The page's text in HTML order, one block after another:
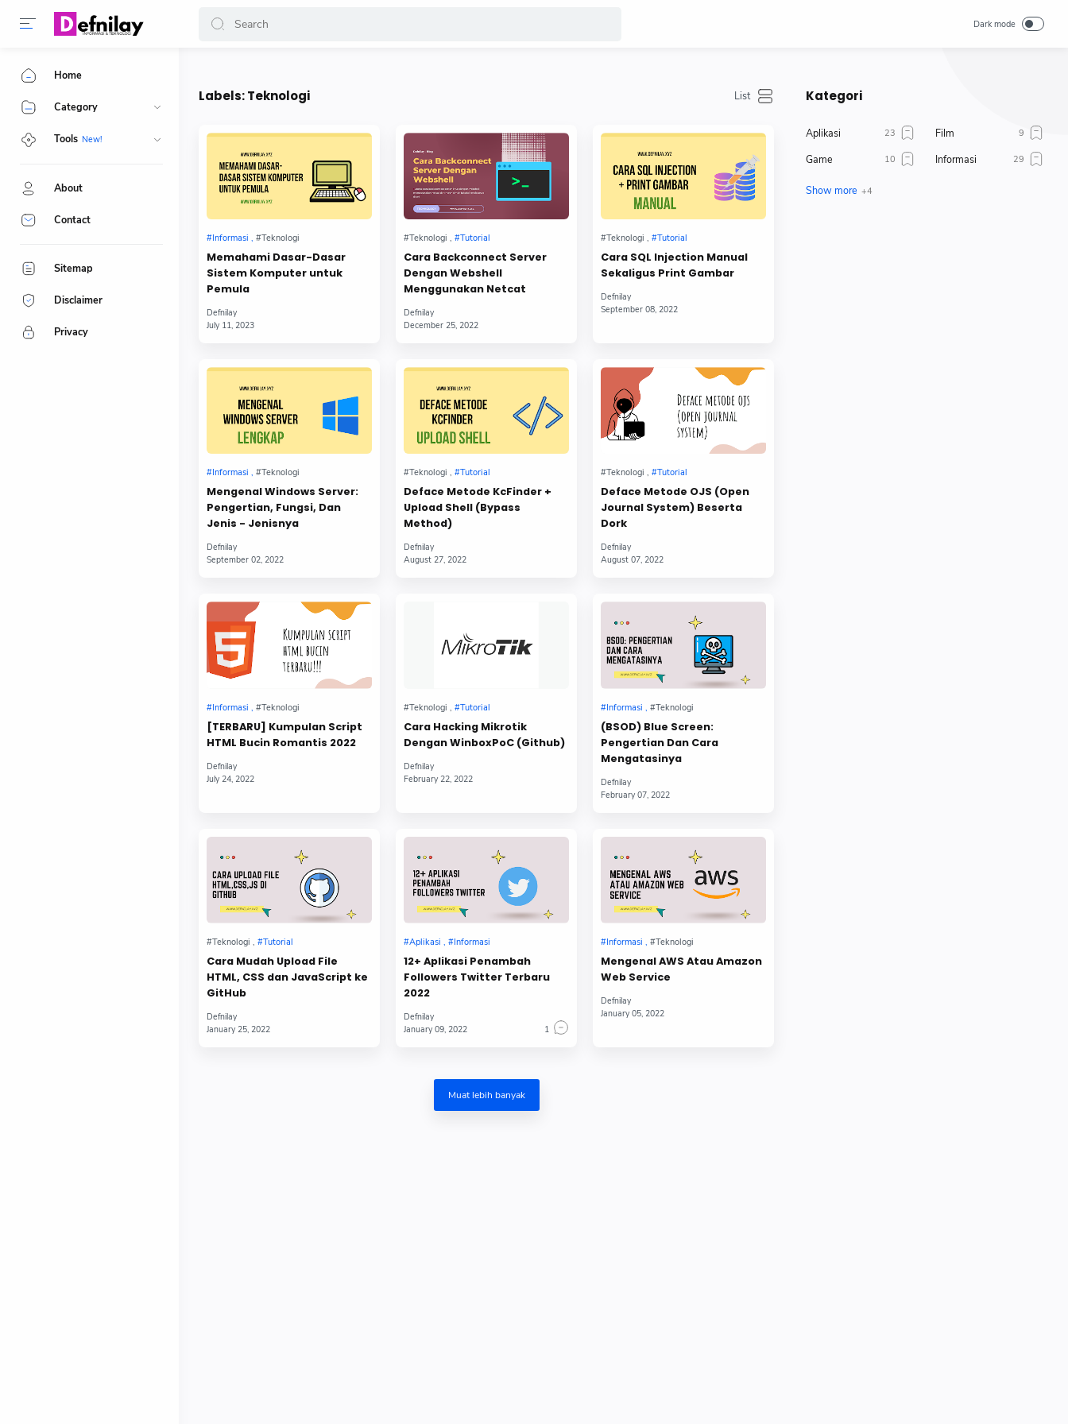
Labels:Teknologi
Memahami Dasar-Dasar
Sistem Komputer untuk
Pemula
Cara Backconnect Server
Dengan Webshell
Menggunakan Netcat
Cara SQL Injection Manual
Sekaligus Print Gambar
Mengenal Windows Server:
Pengertian, Fungsi, Dan
Jenis - Jenisnya
Deface Metode KcFinder +
Upload Shell (Bypass
Method)
Deface Metode OJS (Open
Journal System) Beserta
Dork
[TERBARU] Kumpulan Script
HTML Bucin Romantis 2022
Cara Hacking Mikrotik
Dengan WinboxPoC (Github)
(BSOD) Blue Screen:
Pengertian Dan Cara
Mengatasinya
Cara Mudah Upload File
HTML, CSS dan JavaScript ke
GitHub
12+ Aplikasi Penambah
Followers Twitter Terbaru
2022
Mengenal AWS Atau Amazon
Web Service
Muat lebih banyak
Kategori
Aplikasi
Film
Game
Informasi
News
Home
Category
Tools
About
Contact
Sitemap
Disclaimer
Privacy